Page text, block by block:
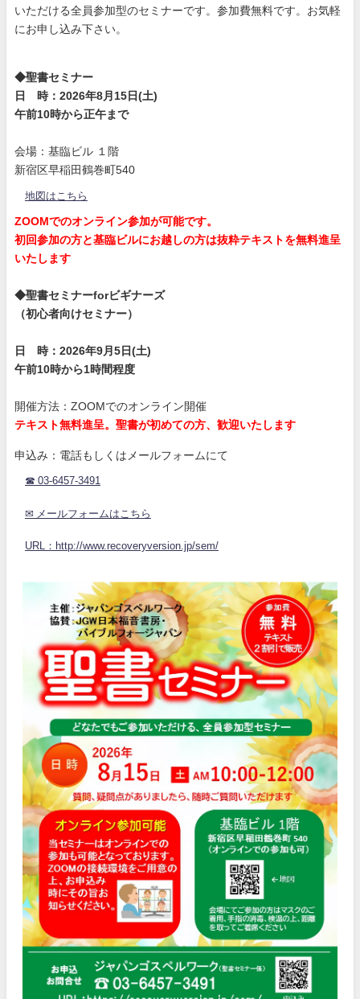
いただける全員参加型のセミナーです。参加費無料です。お気軽
にお申し込み下さい。
◆聖書セミナー
日 時：2026年8月15日(土)
午前10時から正午まで
会場：基臨ビル １階
新宿区早稲田鶴巻町540
地図はこちら
ZOOMでのオンライン参加が可能です。
初回参加の方と基臨ビルにお越しの方は抜粋テキストを無料進呈
いたします
◆聖書セミナーforビギナーズ
（初心者向けセミナー）
日 時：2026年9月5日(土)
午前10時から1時間程度
開催方法：ZOOMでのオンライン開催
テキスト無料進呈。聖書が初めての方、歓迎いたします
申込み：電話もしくはメールフォームにて
☎ 03-6457-3491
✉ メールフォームはこちら
URL：http://www.recoveryversion.jp/sem/